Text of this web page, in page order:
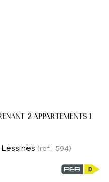
2 APPARTEMENTS 1
(ref. 594)